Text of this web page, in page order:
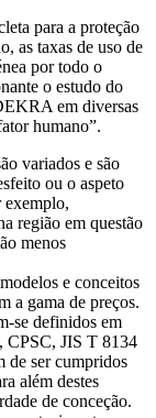
para a proteção
as taxas de uso de
por todo o
o estudo do
em diversas
humano”.
variados e são
ou o aspeto
exemplo,
região em questão
menos
e conceitos
a gama de preços.
se definidos em
CPSC, JIS T 8134
ser cumpridos
além destes
de conceção.